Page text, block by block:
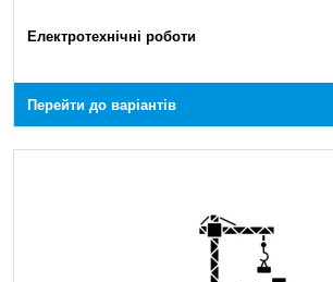
Електротехнічні роботи
Перейти до варіантів